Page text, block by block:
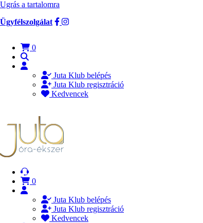
Ugrás a tartalomra
Ügyfélszolgálat
0
Juta Klub belépés
Juta Klub regisztráció
Kedvencek
0
Juta Klub belépés
Juta Klub regisztráció
Kedvencek